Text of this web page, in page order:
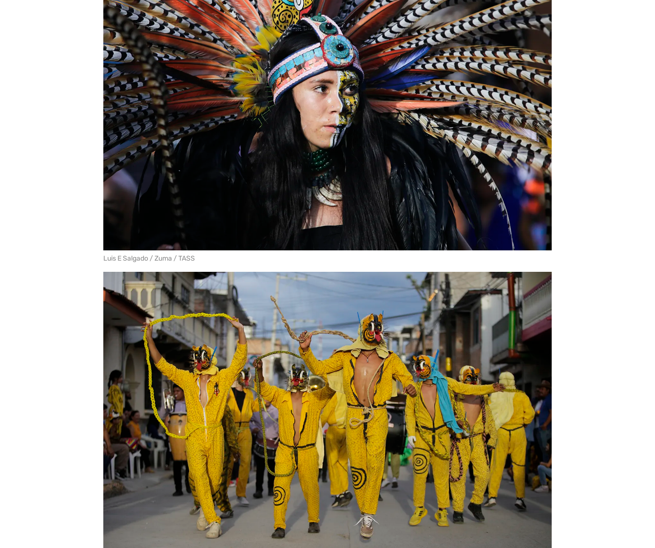
Luis E Salgado / Zuma / TASS